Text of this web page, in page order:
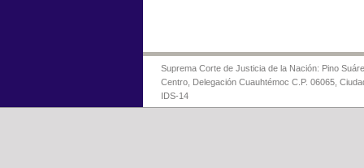
Suprema Corte de Justicia de la Nación: Pino
Centro, Delegación Cuauhtémoc C.P. 06065,
IDS-14